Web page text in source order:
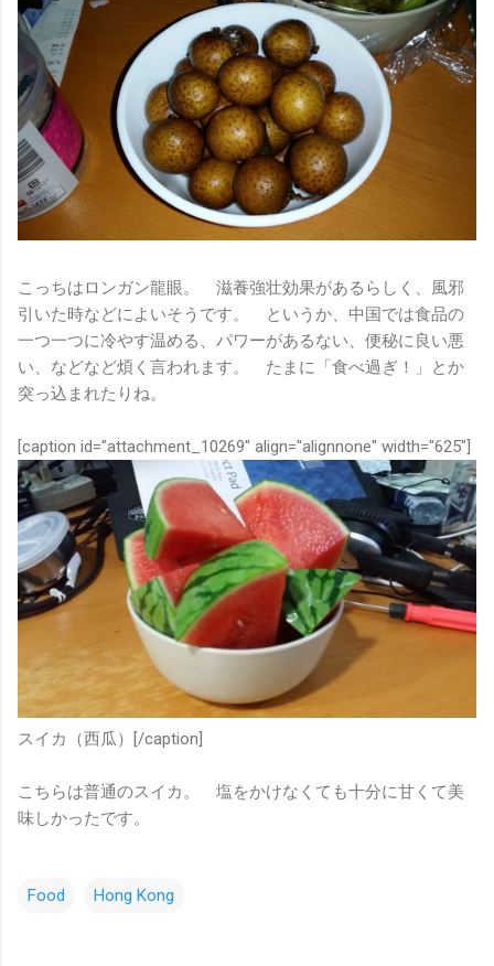
こっちはロンガン龍眼。 滋養強壮効果があるらしく、風邪
引いた時などによいそうです。 というか、中国では食品の
一つ一つに冷やす温める、パワーがあるない、便秘に良い悪
い、などなど煩く言われます。 たまに「食べ過ぎ！」とか
突っ込まれたりね。
[caption id="attachment_10269" align="alignnone" width="625"]
スイカ（西瓜）[/caption]
こちらは普通のスイカ。 塩をかけなくても十分に甘くて美
味しかったです。
Food Hong Kong